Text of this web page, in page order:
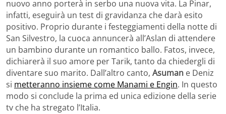
nuovo anno porterà in serbo una nuova vita. La Pinar,
infatti, eseguirà un test di gravidanza che darà esito
positivo. Proprio durante i festeggiamenti della notte di
San Silvestro, la cuoca annuncerà all’Aslan di attendere
un bambino durante un romantico ballo. Fatos, invece,
dichiarerà il suo amore per Tarik, tanto da chiedergli di
diventare suo marito. Dall’altro canto, Asuman e Deniz
si metteranno insieme come Manami e Engin. In questo
modo si conclude la prima ed unica edizione della serie
tv che ha stregato l’Italia.